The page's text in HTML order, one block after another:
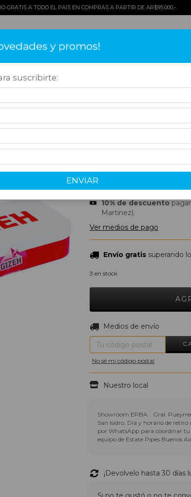
GRATIS A TODO EL PAIS EN COMPRAS A PARTIR DE AR$95.000,-.
GIZEH LATA
$5.500,00
24 CUOTAS DE$517,99
10% de descuento
Martinez).
Ver medios de pago
Envío gratis superando
3 en stock
Entregas para el CP:
Medios de envío
No sé mi código postal
Nuestro local
Showroom EPBA.
Gral.
San Isidro. Día y horario de
por WhatsApp para coordinar tu
equipo de Estate Pipes Buenos
¡Devolvelo hasta 30 días
y promos!
suscribirte:
ENVIAR